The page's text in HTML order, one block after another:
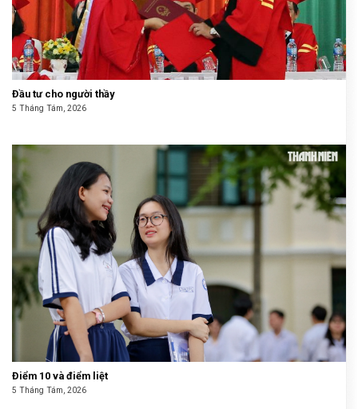
Đầu tư cho người thầy
5 Tháng Tám, 2026
Điểm 10 và điểm liệt
5 Tháng Tám, 2026